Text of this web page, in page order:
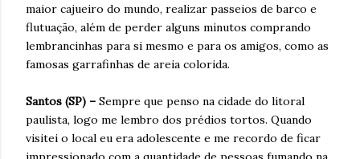
maior cajueiro do mundo, realizar passeios de barco e
flutuação, além de perder alguns minutos comprando
lembrancinhas para si mesmo e para os amigos, como as
famosas garrafinhas de areia colorida.
Santos (SP) – Sempre que penso na cidade do litoral
paulista, logo me lembro dos prédios tortos. Quando
visitei o local eu era adolescente e me recordo de ficar